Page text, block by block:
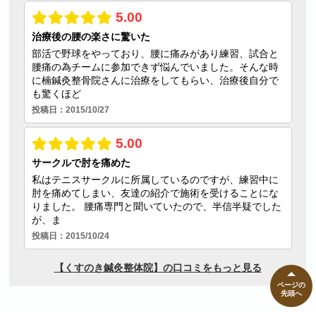
ページの
先頭へ